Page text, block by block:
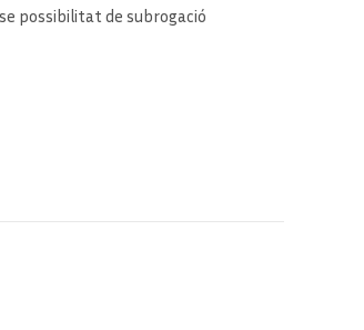
possibilitat de subrogació